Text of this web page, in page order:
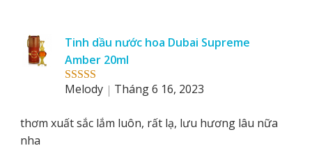
Rated5out
Tinh dầu nước hoa Dubai Supreme
Amber 20ml
Melody
Tháng 6 16, 2023
thơm xuất sắc lắm luôn, rất lạ, lưu hương lâu nữa
nha